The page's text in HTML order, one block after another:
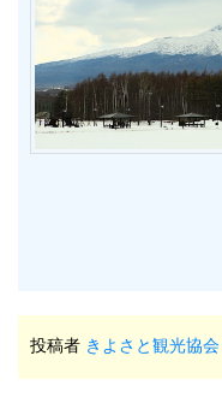
投稿者 きよさと観光協会